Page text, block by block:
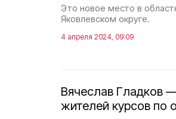
Это новое место в
Яковлевском округе.
4 апреля 2024, 09:09
Вячеслав Гладков
жителей курсов по